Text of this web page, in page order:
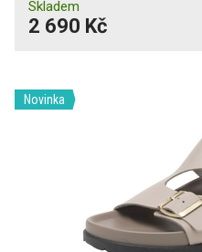
Skladem
2 690 Kč
Novinka